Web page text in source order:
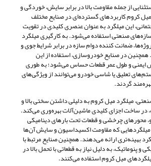
از جمله مقاومت بالا در برابر سایش، خوردگی و
کروم کاربردهای گسترده‌ای در صنایع مختلف
این میلگرد به عنوان عنصری کلیدی در تقویت
صنعتی استفاده می‌شود. به کارگیری میلگرد
ضمانت کننده دوام سازه در برابر شرایط جوی و
در صنایع خودروسازی، استفاده از این
ایمنی و طول عمر قطعات حساس می‌شود؛ به طوری
تعلیق یا شاسی خودرو می‌توانند از ویژگی‌های
گردند.
میلگرد میل کروم به دلیلی داشتن سختی بالا و
در ساخت اجزای کلیدی ماشین‌آلات بهره‌وری می‌کند.
محورهای چرخشی و قطعات تحت بارهای دینامیکی
میلگردهایی که مقاومت اکسیداسیون و سایش آن‌ها
بهینه‌تری ارائه می‌دهند. همچنین صنایع مرتبط با
و پنوماتیک، به دلیل نیاز به قطعاتی با تحمل بالا در
میل کروم استفاده می‌کنند.